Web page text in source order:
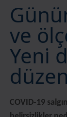
ve
Yeni̇
COVID-19